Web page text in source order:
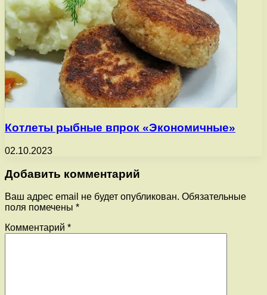
Котлеты рыбные впрок «Экономичные»
02.10.2023
Добавить комментарий
Ваш адрес email не будет опубликован. Обязательные
поля помечены *
Комментарий *